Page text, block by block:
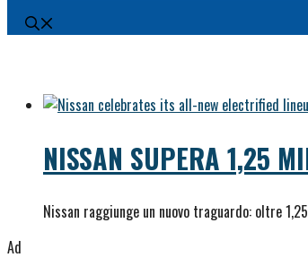
NISSAN SUPERA 1,25
Nissan raggiunge un nuovo traguardo: oltre
Ad